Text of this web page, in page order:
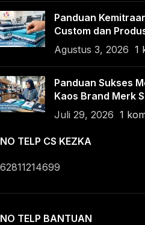
Panduan
Custom dan
Agustus 3, 2026 1
Panduan Sukses
Kaos Brand Merk
Juli 29, 2026 1
NO TELP CS KEZKA
62811214699
NO TELP BANTUAN